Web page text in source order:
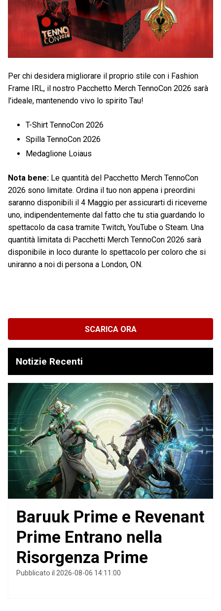
Per chi desidera migliorare il proprio stile con i Fashion
Frame IRL, il nostro Pacchetto Merch TennoCon 2026 sarà
l'ideale, mantenendo vivo lo spirito Tau!
T-Shirt TennoCon 2026
Spilla TennoCon 2026
Medaglione Loiaus
Nota bene: Le quantità del Pacchetto Merch TennoCon
2026 sono limitate. Ordina il tuo non appena i preordini
saranno disponibili il 4 Maggio per assicurarti di riceverne
uno, indipendentemente dal fatto che tu stia guardando lo
spettacolo da casa tramite Twitch, YouTube o Steam. Una
quantità limitata di Pacchetti Merch TennoCon 2026 sarà
disponibile in loco durante lo spettacolo per coloro che si
uniranno a noi di persona a London, ON.
SCARICA ORA
Notizie Recenti
Baruuk Prime e Revenant
Prime Entrano nella
Risorgenza Prime
Pubblicato il 2026-08-06 14:11:00